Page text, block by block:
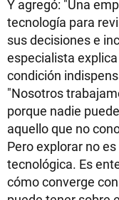
Y agregó: "Una
tecnología para
sus decisiones e
especialista
condición
"Nosotros
porque nadie
aquello que no
Pero explorar no
tecnológica. Es
cómo converge